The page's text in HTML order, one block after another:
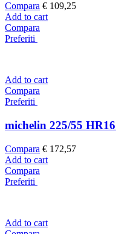
Compara € 109,25
Add to cart
Compara
Preferiti
Add to cart
Compara
Preferiti
michelin 225/55
Compara € 172,57
Add to cart
Compara
Preferiti
Add to cart